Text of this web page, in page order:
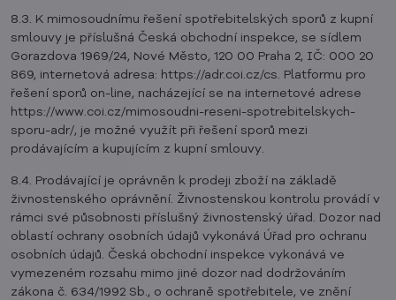
8.3. K mimosoudnímu řešení spotřebitelských sporů z kupní
smlouvy je příslušná Česká obchodní inspekce, se sídlem
Gorazdova 1969/24, Nové Město, 120 00 Praha 2, IČ: 000 20
869, internetová adresa: https://adr.coi.cz/cs. Platformu pro
řešení sporů on-line, nacházející se na internetové adrese
https://www.coi.cz/mimosoudni-reseni-spotrebitelskych-
sporu-adr/, je možné využít při řešení sporů mezi
prodávajícím a kupujícím z kupní smlouvy.
8.4. Prodávající je oprávněn k prodeji zboží na základě
živnostenského oprávnění. Živnostenskou kontrolu provádí v
rámci své působnosti příslušný živnostenský úřad. Dozor nad
oblastí ochrany osobních údajů vykonává Úřad pro ochranu
osobních údajů. Česká obchodní inspekce vykonává ve
vymezeném rozsahu mimo jiné dozor nad dodržováním
zákona č. 634/1992 Sb., o ochraně spotřebitele, ve znění